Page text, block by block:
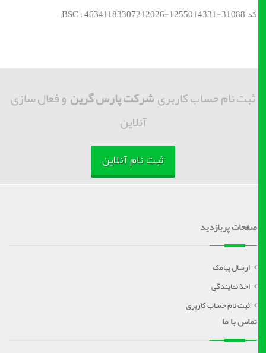
کد BSC : 46341183307212026-1255014331-31088;
ثبت نام حساب کاربریشرکت پارس گرینو فعال سازی
آنلاین
ثبت نام آنلاین
صفحات پربازدید
ارسال پیامک
اخذ نمایندگی
ثبت نام حساب کاربری
تماس با ما